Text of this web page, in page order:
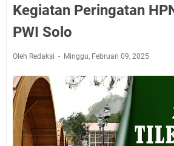
Kegiatan Peringatan
PWI Solo
Oleh Redaksi Minggu, Februari 09, 2025